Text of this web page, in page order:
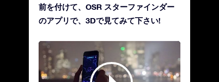
前を付けて、OSR スターファインダー
のアプリで、3Dで見てみて下さい!